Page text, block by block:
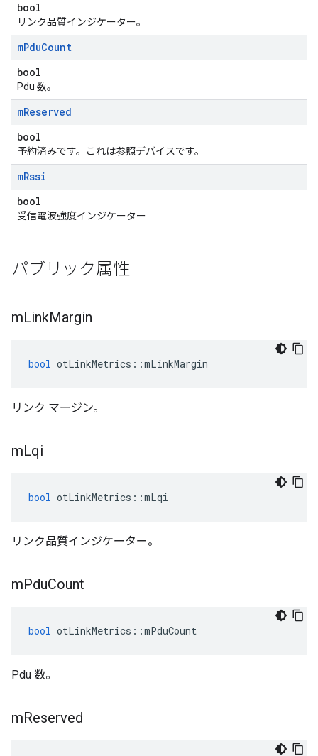
bool
リンク品質インジケーター。
mPduCount
bool
Pdu 数。
mReserved
bool
予約済みです。これは参照デバイスです。
mRssi
bool
受信電波強度インジケーター
パブリック属性
mLinkMargin
bool otLinkMetrics ::mLinkMargin
リンク マージン。
mLqi
bool otLinkMetrics ::mLqi
リンク品質インジケーター。
mPduCount
bool otLinkMetrics ::mPduCount
Pdu 数。
mReserved